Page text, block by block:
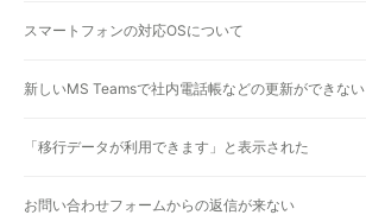
スマートフォンの対応OSについて
新しいMS Teamsで社内電話帳などの更新ができない
「移行データが利用できます」と表示された
お問い合わせフォームからの返信が来ない